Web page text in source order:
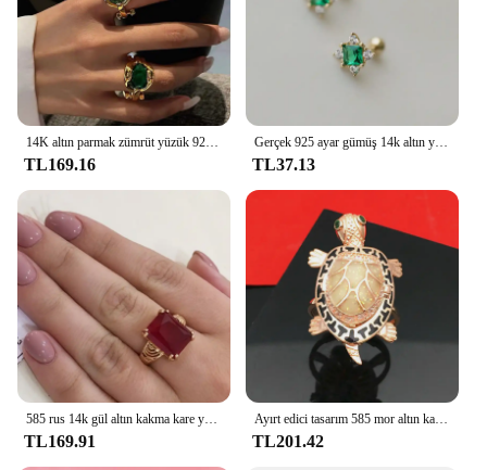
14K altın parmak zümrüt yüzük 925 ayar gümüş düğün band yüzükler kadınlar için söz nişan takı doğum günü hediyesi
TL169.16
Gerçek 925 ayar gümüş 14k altın yeşil zirkon küçük damızlık küpe kadınlar takı para 925 yenilikler için 2023 eğilim satmak
TL37.13
585 rus 14k gül altın kakma kare yakut yüzük kadınlar açık lüks zarif klasik nişan takı anneler günü hediye
TL169.91
Ayırt edici tasarım 585 mor altın kaplama 14K gül altın kaplumbağa yüzükler kadınlar için moda charm yüksek seviye takı açabilirsiniz
TL201.42